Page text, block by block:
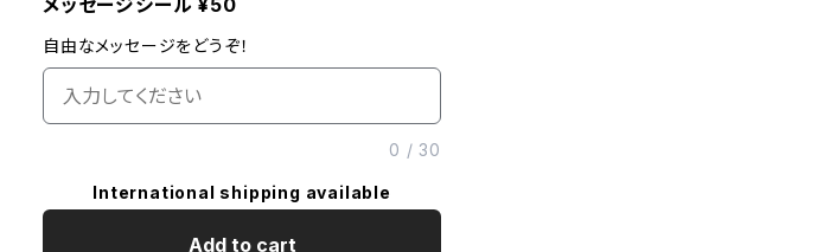
メッセージシール ¥50
自由なメッセージをどうぞ！
0 /30
International shipping available
Add to cart